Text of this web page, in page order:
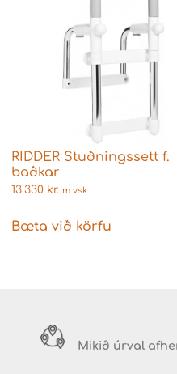
RIDDER Stuðningssett f.
baðkar
13.330 kr. m vsk
Bæta við körfu
Mikið úrval